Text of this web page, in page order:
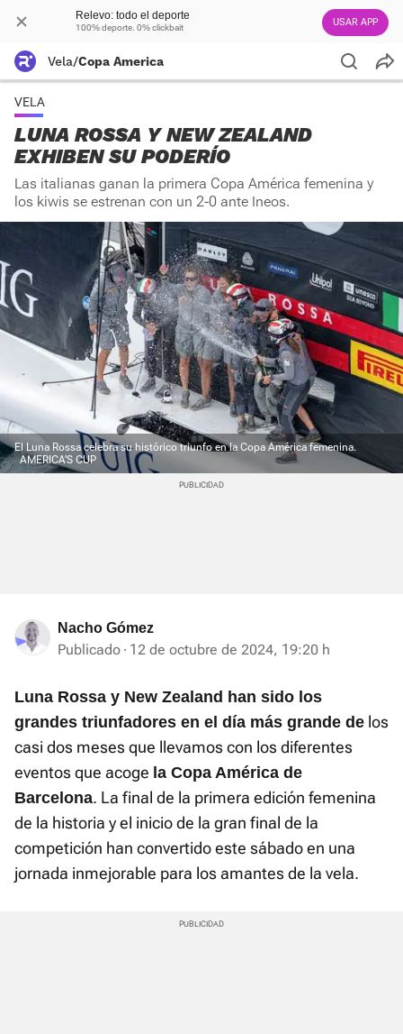
Relevo: todo el deporte
100% deporte. 0% clickbait USAR APP
Vela/Copa America
VELA
LUNA ROSSA Y NEW ZEALAND
EXHIBEN SU PODERÍO
Las italianas ganan la primera Copa América femenina y
los kiwis se estrenan con un 2-0 ante Ineos.
El Luna Rossa celebra su histórico triunfo en la Copa América femenina.
AMERICA'S CUP
Nacho Gómez
Publicado 12 de octubre de 2024, 19:20 h
Luna Rossa y New Zealand han sido los
grandes triunfadores en el día más grande de los
casi dos meses que llevamos con los diferentes
eventos que acoge la Copa América de
Barcelona. La final de la primera edición femenina
de la historia y el inicio de la gran final de la
competición han convertido este sábado en una
jornada inmejorable para los amantes de la vela.